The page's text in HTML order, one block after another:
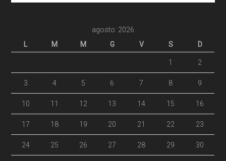
agosto: 2026
L
M M G V S D
1 2
3 4 5 6 7 8 9
10 11 12 13 14 15 16
17 18 19 20 21 22 23
24 25 26 27 28 29 30